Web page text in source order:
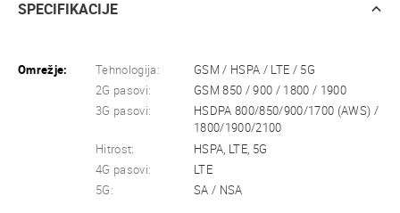
SPECIFIKACIJE
Omrežje: Tehnologija:
GSM / HSPA / LTE / 5G
2G pasovi:
GSM 850 / 900 / 1800 / 1900
3G pasovi:
HSDPA 800/850/900/1700 (AWS) /
1800/1900/2100
Hitrost:
HSPA, LTE, 5G
4G pasovi:
LTE
5G:
SA / NSA